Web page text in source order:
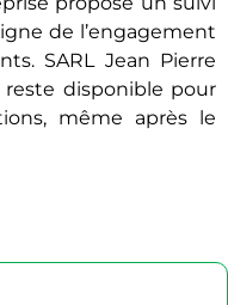
de l’engagement
SARL Jean Pierre
disponible pour
même après le